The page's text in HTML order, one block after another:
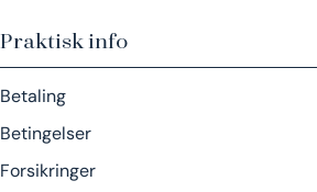
Praktisk info
Betaling
Betingelser
Forsikringer